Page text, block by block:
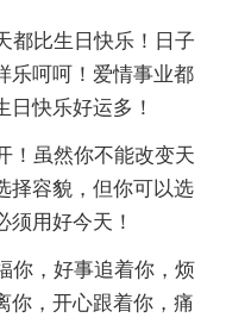
都比生日快乐！日子
乐呵呵！爱情事业都
快乐好运多！
！虽然你不能改变天
择容貌，但你可以选
用好今天！
你，好事追着你，烦
你，开心跟着你，痛